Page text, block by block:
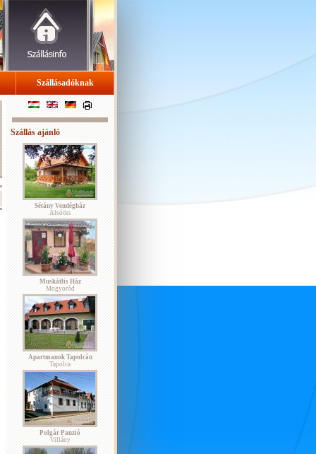
Szállásadóknak
Szállás ajánló
Sétány Vendégház
Alsóörs
Muskátlis Ház
Mogyoród
Apartmanok Tapolcán
Tapolca
Polgár Panzió
Villány